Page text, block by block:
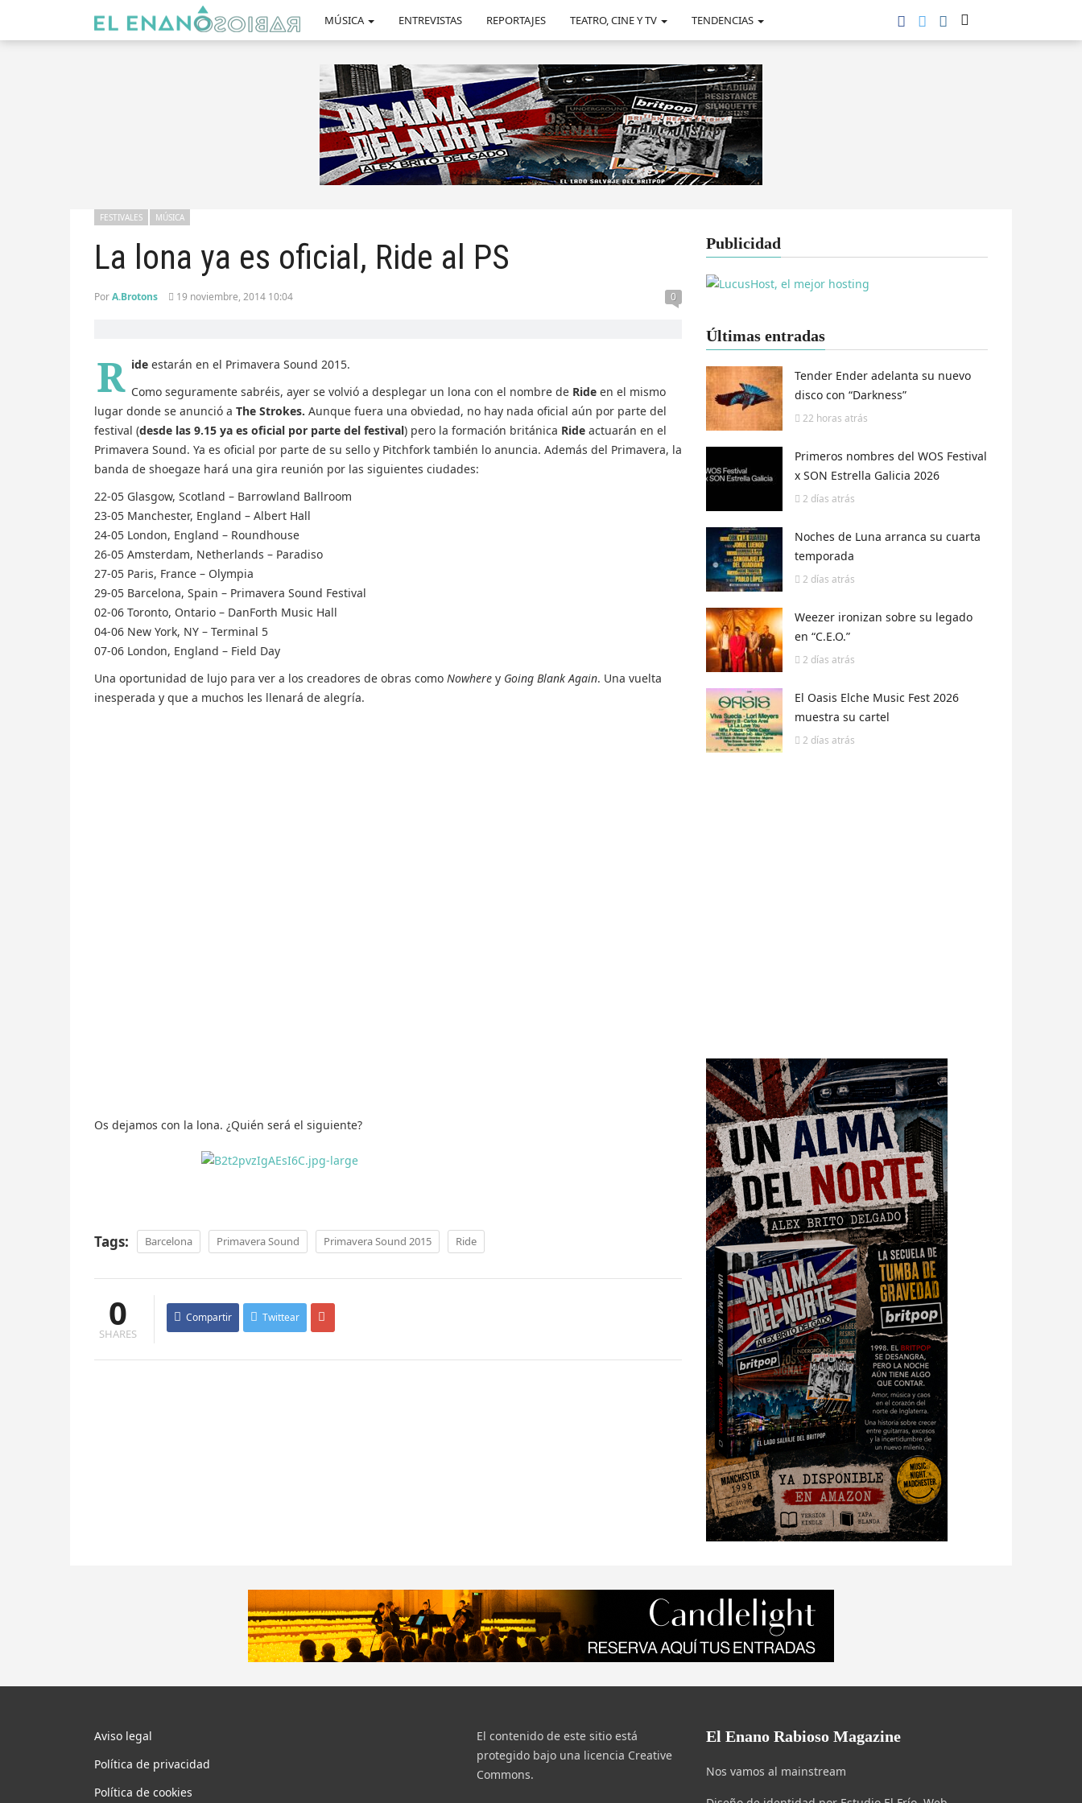
MÚSICA ENTREVISTAS REPORTAJES TEATRO, CINE Y TV TENDENCIAS
La lona ya es oficial, Ride al PS
FESTIVALES MÚSICA
PorA.Brotons 19 noviembre, 2014 10:04 0
R ide estarán en el Primavera Sound 2015.
Como seguramente sabréis, ayer se volvió a desplegar un lona con el nombre de Ride en el mismo
lugar donde se anunció a The Strokes. Aunque fuera una obviedad, no hay nada oficial aún por parte del
festival (desde las 9.15 ya es oficial por parte del festival) pero la formación británica Ride actuarán en el
Primavera Sound. Ya es oficial por parte de su sello y Pitchfork también lo anuncia. Además del Primavera, la
banda de shoegaze hará una gira reunión por las siguientes ciudades:
22-05 Glasgow, Scotland – Barrowland Ballroom
23-05 Manchester, England – Albert Hall
24-05 London, England – Roundhouse
26-05 Amsterdam, Netherlands – Paradiso
27-05 Paris, France – Olympia
29-05 Barcelona, Spain – Primavera Sound Festival
02-06 Toronto, Ontario – DanForth Music Hall
04-06 New York, NY – Terminal 5
07-06 London, England – Field Day
Una oportunidad de lujo para ver a los creadores de obras como Nowhere y Going Blank Again. Una vuelta
inesperada y que a muchos les llenará de alegría.
Os dejamos con la lona. ¿Quién será el siguiente?
Tags: Barcelona Primavera Sound Primavera Sound 2015 Ride
0
SHARES
Compartir Twittear
Publicidad
Últimas entradas
Tender Ender adelanta su nuevo
disco con “Darkness”
22 horas atrás
Primeros nombres del WOS Festival
x SON Estrella Galicia 2026
2 días atrás
Noches de Luna arranca su cuarta
temporada
2 días atrás
Weezer ironizan sobre su legado
en “C.E.O.”
2 días atrás
El Oasis Elche Music Fest 2026
muestra su cartel
2 días atrás
Aviso legal
Política de privacidad
Política de cookies
El contenido de este sitio está
protegido bajo una licencia Creative
Commons.
El Enano Rabioso Magazine
Nos vamos al mainstream